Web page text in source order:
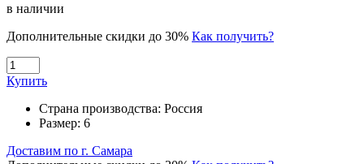
в наличии
Дополнительные скидки до 30% Как получить?
Купить
Страна производства: Россия
Размер: 6
Доставим по г. Самара